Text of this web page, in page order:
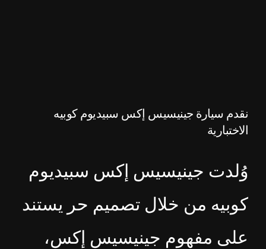
نقدم سيارة جينيسيس إكس سبيديوم كوبيه
الاختبارية
وُلدت جينيسيس إكس سبيديوم
كوبيه من خلال تصميم حر يستند
على مفهوم جينيسيس إكس،